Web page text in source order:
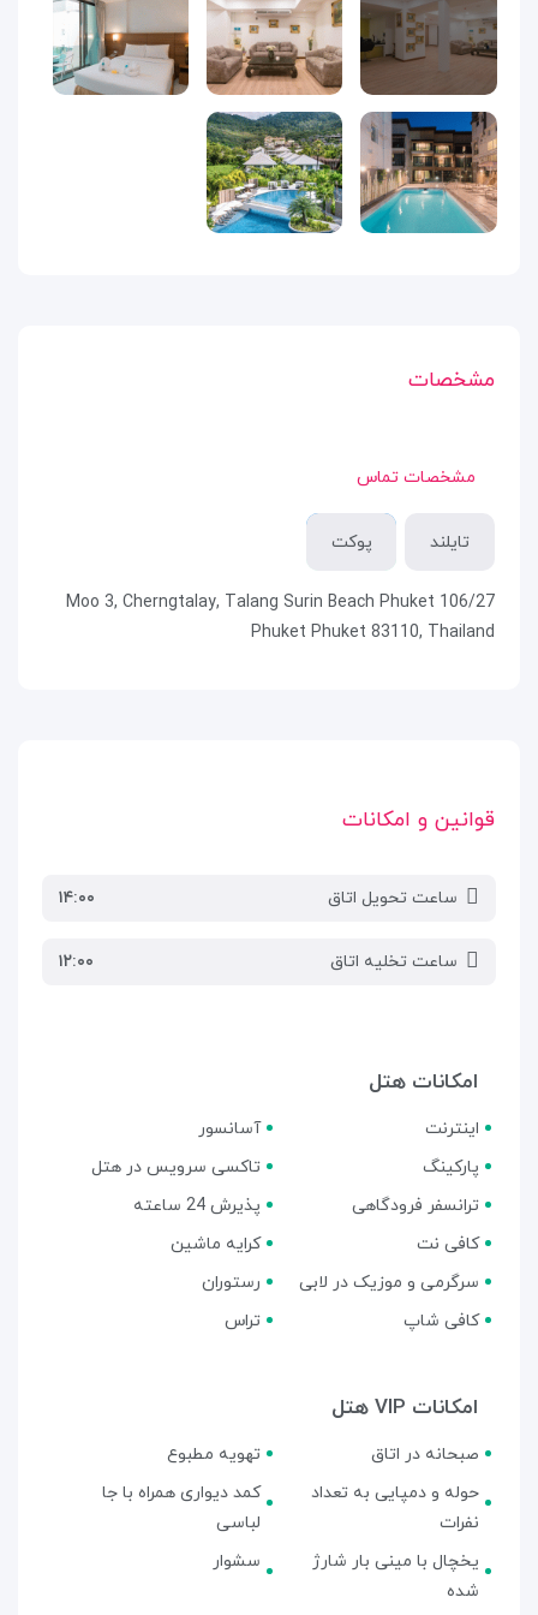
مشخصات
مشخصات تماس
تایلند پوکت
106/27 Moo 3, Cherngtalay, Talang Surin Beach Phuket
Phuket Phuket 83110, Thailand
قوانین و امکانات
ساعت تحویل اتاق ۱۴:۰۰
ساعت تخلیه اتاق ۱۲:۰۰
امکانات هتل
اینترنت
آسانسور
پارکینگ
تاکسی سرویس در هتل
ترانسفر فرودگاهی
پذیرش 24 ساعته
کافی نت
کرایه ماشین
سرگرمی و موزیک در لابی
رستوران
کافی شاپ
تراس
امکانات VIP هتل
صبحانه در اتاق
تهویه مطبوع
حوله و دمپایی به تعداد
نفرات
کمد دیواری همراه با جا
لباسی
یخچال با مینی بار شارژ
شده
سشوار